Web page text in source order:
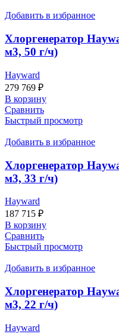
Добавить в избранное
Хлоргенератор
м3, 50 г/ч)
Hayward
279 769 ₽
В корзину
Сравнить
Быстрый просмотр
Добавить в избранное
Хлоргенератор
м3, 33 г/ч)
Hayward
187 715 ₽
В корзину
Сравнить
Быстрый просмотр
Добавить в избранное
Хлоргенератор
м3, 22 г/ч)
Hayward